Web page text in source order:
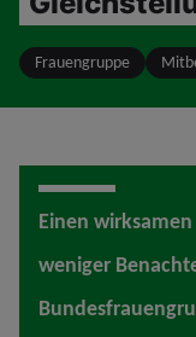
Frauengruppe
Einen
weniger